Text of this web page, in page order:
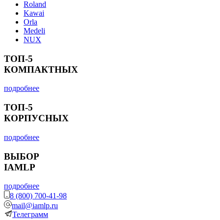
Roland
Kawai
Orla
Medeli
NUX
ТОП-5
КОМПАКТНЫХ
подробнее
ТОП-5
КОРПУСНЫХ
подробнее
ВЫБОР
IAMLP
подробнее
8 (800) 700-41-98
mail@iamlp.ru
Телеграмм